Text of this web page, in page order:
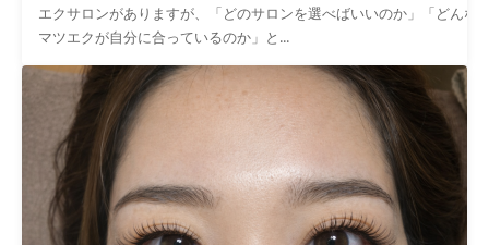
エクサロンがありますが、「どのサロンを選べばいいのか」「どんな
マツエクが自分に合っているのか」と...